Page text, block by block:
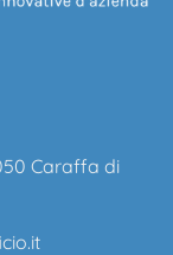
Caraffa di